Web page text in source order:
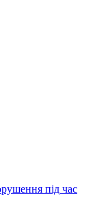
під час